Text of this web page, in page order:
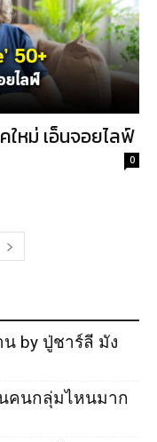
ใหม่ เอ็นจอยไลฟ์
0
by ปู่ชาร์ลี มัง
นคนกลุ่มไหนมาก